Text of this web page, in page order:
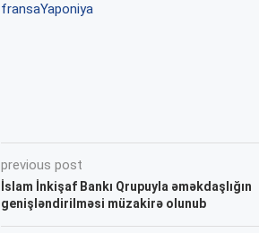
fransaYaponiya
previous post
İslam İnkişaf Bankı Qrupuyla əməkdaşlığın
genişləndirilməsi müzakirə olunub